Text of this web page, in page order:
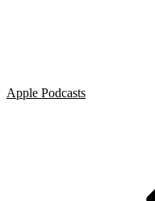
Apple Podcasts